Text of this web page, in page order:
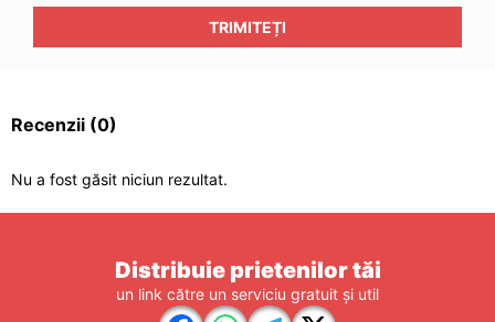
TRIMITEȚI
Recenzii (0)
Nu a fost găsit niciun rezultat.
Distribuie prietenilor tăi
un link către un serviciu gratuit și util